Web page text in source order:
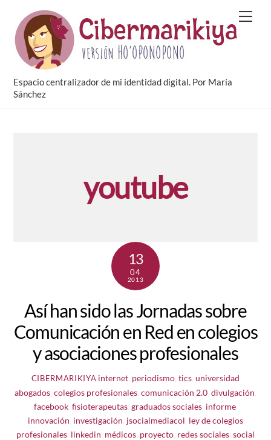
content
Espacio centralizador de mi identidad digital. Por María
Sánchez
youtube
13
04
2013
Así han sido las Jornadas sobre
Comunicación en Red en colegios
y asociaciones profesionales
CIBERMARIKIYA internet periodismo ,tics ,universidad
abogados colegios profesionales comunicación 2.0 divulgación
facebook, fisioterapeutas, graduados sociales, informe,
innovación investigación jsocialmediacol ley de colegios
profesionales linkedin médicos proyecto redes sociales social